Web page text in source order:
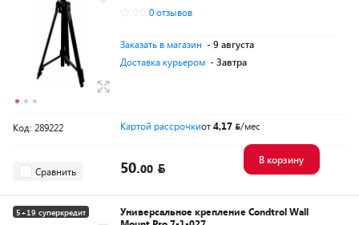
0 отзывов
Заказать в магазин - 9 августа
Доставка курьером - Завтра
Код: 289222 Картой рассрочкиот4,17 /мес
Сравнить 50.00
В корзину
5+19 суперкредит
Универсальное крепление Condtrol Wall